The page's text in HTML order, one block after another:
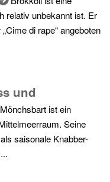
relativ unbekannt ist. Er
di rape“ angeboten
und
ist ein
Seine
saisonale Knabber-